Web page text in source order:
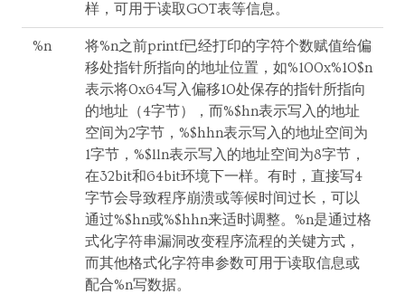
样，可用于读取GOT表等信息。
%n
将%n之前printf已经打印的字符个数赋值给偏
移处指针所指向的地址位置，如%100x%10$n
表示将0x64写入偏移10处保存的指针所指向
的地址（4字节），而%$hn表示写入的地址
空间为2字节，%$hhn表示写入的地址空间为
1字节，%$lln表示写入的地址空间为8字节，
在32bit和64bit环境下一样。有时，直接写4
字节会导致程序崩溃或等候时间过长，可以
通过%$hn或%$hhn来适时调整。%n是通过格
式化字符串漏洞改变程序流程的关键方式，
而其他格式化字符串参数可用于读取信息或
配合%n写数据。